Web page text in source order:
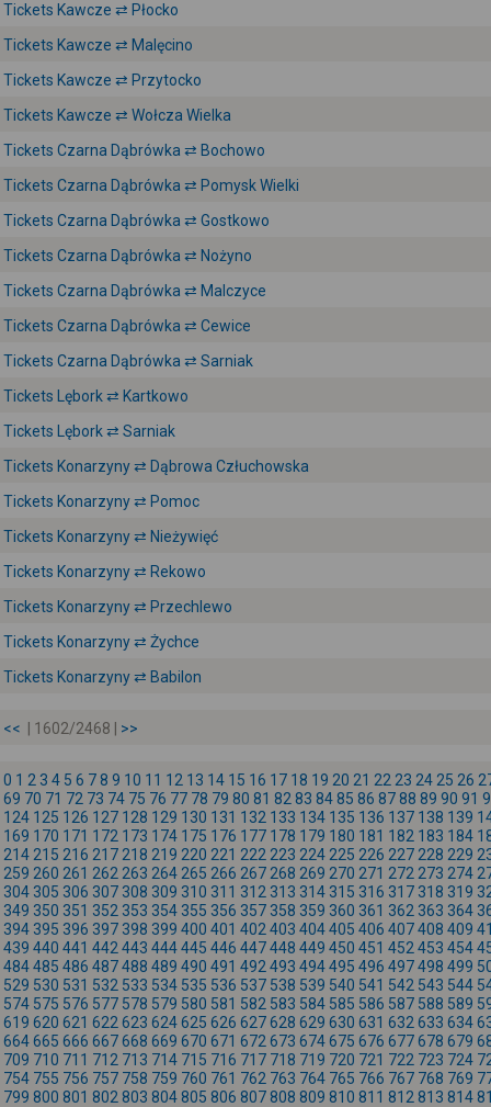
Tickets Kawcze ⇄ Płocko
Tickets Kawcze ⇄ Malęcino
Tickets Kawcze ⇄ Przytocko
Tickets Kawcze ⇄ Wołcza Wielka
Tickets Czarna Dąbrówka ⇄ Bochowo
Tickets Czarna Dąbrówka ⇄ Pomysk Wielki
Tickets Czarna Dąbrówka ⇄ Gostkowo
Tickets Czarna Dąbrówka ⇄ Nożyno
Tickets Czarna Dąbrówka ⇄ Malczyce
Tickets Czarna Dąbrówka ⇄ Cewice
Tickets Czarna Dąbrówka ⇄ Sarniak
Tickets Lębork ⇄ Kartkowo
Tickets Lębork ⇄ Sarniak
Tickets Konarzyny ⇄ Dąbrowa Człuchowska
Tickets Konarzyny ⇄ Pomoc
Tickets Konarzyny ⇄ Nieżywięć
Tickets Konarzyny ⇄ Rekowo
Tickets Konarzyny ⇄ Przechlewo
Tickets Konarzyny ⇄ Żychce
Tickets Konarzyny ⇄ Babilon
<< | 1602/2468 | >>
0 1 2 3 4 5 6 78 9 10 11 12 13 14 15 16 17 18 19 20 21 22 23 24 25 26
69 70 71 72 73 74 75 76 77 78 79 80 81 82 83 8485 86 8788 89 90 91
124 125 126 127 128 129 130 131 132 133 134 135 136 137 138 139
169 170 171 172 173 174 175 176 177 178 179 180 181 182 183 184
214 215 216 217 218 219 220 221 222 223 224 225 226 227 228 229
259 260 261 262 263 264 265 266 267 268 269 270 271 272 273 274
304 305 306 307 308 309 310 311 312 313 314 315 316 317 318 319
349 350 351 352 353 354 355 356 357 358 359 360 361 362 363 364
394 395 396 397 398 399 400 401 402 403 404405 406 407408 409
439 440 441 442 443 444445 446 447448 449 450 451 452 453 454
484485 486 487488 489 490 491 492 493 494495 496 497498 499
529 530 531 532 533 534 535 536 537 538 539 540 541 542 543 544
574 575 576 577 578 579 580 581 582 583 584 585 586 587 588 589
619 620 621 622 623 624625 626 627628 629 630 631 632 633 634
664665 666 667668 669 670 671 672 673 674675 676 677678 679
709 710 711 712 713 714 715 716 717 718 719 720 721 722 723 724
754 755 756 757 758 759 760 761 762 763 764 765 766 767 768 769
799 800 801 802 803 804805 806 807808 809 810 811 812 813 814